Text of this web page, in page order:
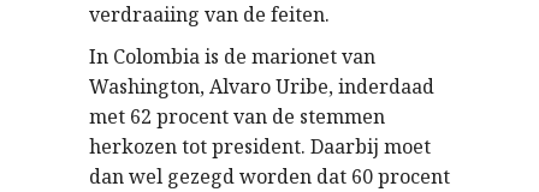
verdraaiing van de feiten.
In Colombia is de marionet van
Washington, Alvaro Uribe, inderdaad
met 62 procent van de stemmen
herkozen tot president. Daarbij moet
dan wel gezegd worden dat 60 procent